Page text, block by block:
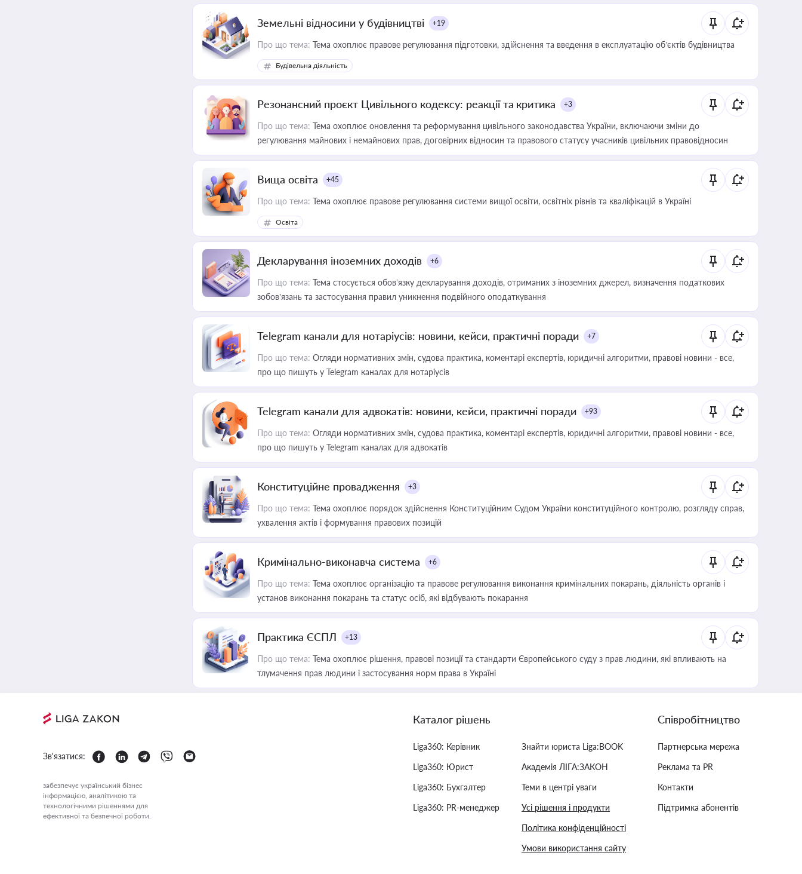
Земельні відносини у будівництві +19
Про що тема: Тема охоплює правове регулювання підготовки, здійснення та введення в експлуатацію об’єктів будівництва
Будівельна діяльність
Резонансний проєкт Цивільного кодексу: реакції та критика +3
Про що тема: Тема охоплює оновлення та реформування цивільного законодавства України, включаючи зміни до
регулювання майнових і немайнових прав, договірних відносин та правового статусу учасників цивільних правовідносин
Вища освіта +45
Про що тема: Тема охоплює правове регулювання системи вищої освіти, освітніх рівнів та кваліфікацій в Україні
Освіта
Декларування іноземних доходів +6
Про що тема: Тема стосується обов’язку декларування доходів, отриманих з іноземних джерел, визначення податкових
зобов’язань та застосування правил уникнення подвійного оподаткування
Telegram канали для нотаріусів: новини, кейси, практичні поради +7
Про що тема: Огляди нормативних змін, судова практика, коментарі експертів, юридичні алгоритми, правові новини - все,
про що пишуть у Telegram каналах для нотаріусів
Telegram канали для адвокатів: новини, кейси, практичні поради +93
Про що тема: Огляди нормативних змін, судова практика, коментарі експертів, юридичні алгоритми, правові новини - все,
про що пишуть у Telegram каналах для адвокатів
Конституційне провадження +3
Про що тема: Тема охоплює порядок здійснення Конституційним Судом України конституційного контролю, розгляду справ,
ухвалення актів і формування правових позицій
Кримінально-виконавча система +6
Про що тема: Тема охоплює організацію та правове регулювання виконання кримінальних покарань, діяльність органів і
установ виконання покарань та статус осіб, які відбувають покарання
Практика ЄСПЛ +13
Про що тема: Тема охоплює рішення, правові позиції та стандарти Європейського суду з прав людини, які впливають на
тлумачення прав людини і застосування норм права в Україні
Зв'язатися:
забезпечує український бізнес
інформацією, аналітикою та
технологічними рішеннями для
ефективної та безпечної роботи.
Каталог рішень
Liga360: Керівник
Liga360: Юрист
Liga360: Бухгалтер
Liga360: PR-менеджер
Знайти юриста Liga:BOOK
Академія ЛІГА:ЗАКОН
Теми в центрі уваги
Усі рішення і продукти
Політика конфіденційності
Умови використання сайту
Співробітництво
Партнерська мережа
Реклама та PR
Контакти
Підтримка абонентів